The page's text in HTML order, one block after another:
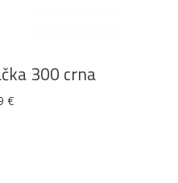
300 crna
€